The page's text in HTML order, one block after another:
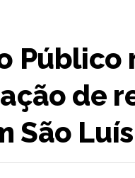
Público
de
São Luís